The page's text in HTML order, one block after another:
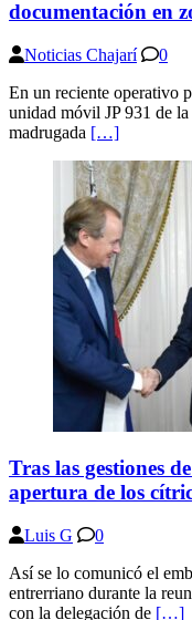
documentación en
Noticias Chajarí
0
En un reciente operativo
unidad móvil JP 931 de
madrugada […]
Tras las gestiones
apertura de los
Luis G
0
Así se lo comunicó el
entrerriano durante la
con la delegación de […]